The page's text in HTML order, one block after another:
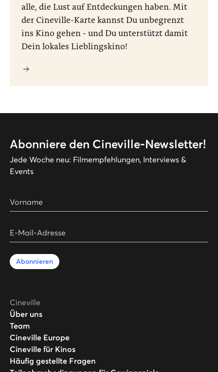
alle, die Lust auf Entdeckungen haben. Mit
der Cineville-Karte kannst Du unbegrenzt
ins Kino gehen - und Du unterstützt damit
Dein lokales Lieblingskino!
Abonniere den Cineville-Newsletter!
Jede Woche neu: Filmempfehlungen, Interviews &
Events
Vorname
E-Mail-Adresse
Abonnieren
Cineville
Über uns
Team
Cineville Europe
Cineville für Kinos
Häufig gestellte Fragen